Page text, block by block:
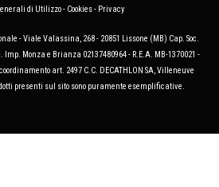
di Utilizzo- Cookies- Privacy
- Viale Valassina, 268 - 20851 Lissone (MB) Cap. Soc.
Imp. Monza e Brianza 02137480964 - R.E.A. MB-1370021 -
art. 2497 C.C. DECATHLON SA, Villeneuve
presenti sul sito sono puramente esemplificative.